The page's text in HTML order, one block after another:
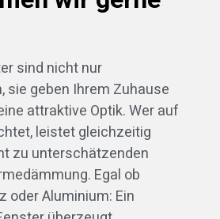
sind nicht nur
sie geben Ihrem Zuhause
attraktive Optik. Wer auf
leistet gleichzeitig
zu unterschätzenden
Egal ob
oder Aluminium: Ein